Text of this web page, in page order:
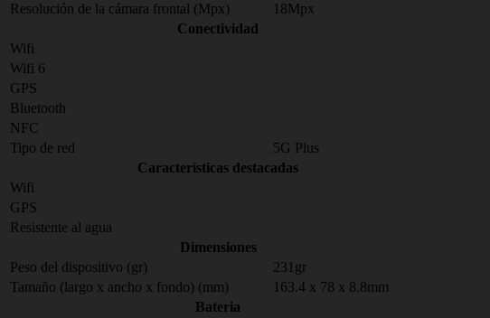
Resolución de la cámara frontal (Mpx)
18Mpx
Conectividad
Wifi
Wifi 6
GPS
Bluetooth
NFC
Tipo de red
5G Plus
Características destacadas
Wifi
GPS
Resistente al agua
Dimensiones
Peso del dispositivo (gr)
231gr
Tamaño (largo x ancho x fondo) (mm)
163.4 x 78 x 8.8mm
Bateria